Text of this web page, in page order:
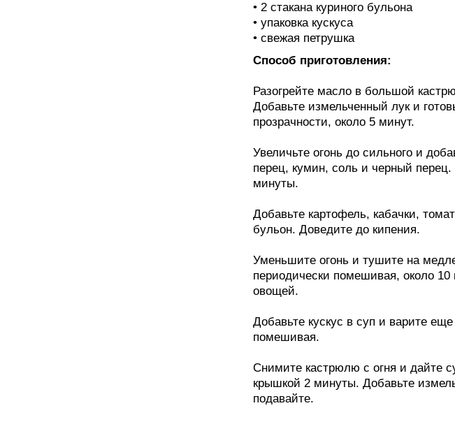
• 2 стакана куриного бульона
• упаковка кускуса
• свежая петрушка
Способ приготовления:
Разогрейте масло в большой
Добавьте измельченный лук и
прозрачности, около 5 минут.
Увеличьте огонь до сильного и
перец, кумин, соль и черный
минуты.
Добавьте картофель, кабачки,
бульон. Доведите до кипения.
Уменьшите огонь и тушите на
периодически помешивая, около 10
овощей.
Добавьте кускус в суп и варите
помешивая.
Снимите кастрюлю с огня и дайте
крышкой 2 минуты. Добавьте
подавайте.